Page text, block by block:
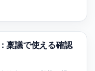
稟議で使える確認